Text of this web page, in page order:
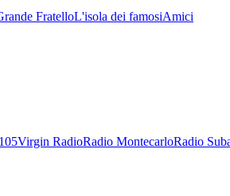
FratelloL'isola dei famosiAmici
Virgin RadioRadio MontecarloRadio